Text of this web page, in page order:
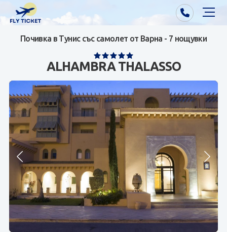
Почивки от Варна
Екзотика
Почивки от София/Пловдив/Бургас
Самолетни билети
Визи
Контакти
За нас
Почивка в Тунис със самолет от Варна - 7 нощувки
ALHAMBRA THALASSO